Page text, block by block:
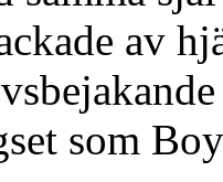
av
som